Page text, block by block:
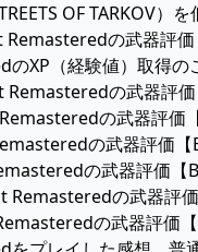
OF TARKOV
の武器評
XP（経験値）取得の
Remasteredの武器評
の武器評価
の武器評価【
の武器評価【
Remasteredの武器評
の武器評価